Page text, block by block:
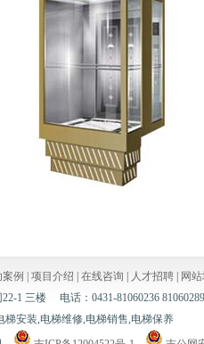
例 | 项目介绍 在线咨询 人才招聘 网
1 三楼 电话：0431-81060236 81060289
安装,电梯维修,电梯销售,电梯保养